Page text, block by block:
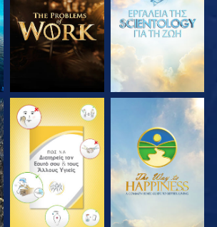
ΣΕΙΡΑ
ΣΕΙΡΑ
ΠΑΡΑΚΟΛΟΥΘΗΣΤΕ ΠΑΡΑΚΟΛΟΥΘΗΣΤΕ